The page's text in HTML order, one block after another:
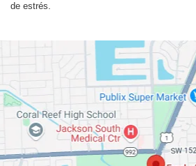
de estrés.